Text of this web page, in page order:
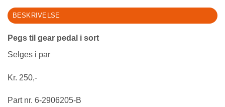
BESKRIVELSE
Pegs til gear pedal i sort
Selges i par
Kr. 250,-
Part nr. 6-2906205-B